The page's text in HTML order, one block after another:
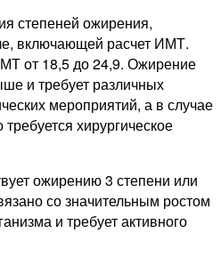
степеней ожирения,
включающей расчет ИМТ.
от 18,5 до 24,9. Ожирение
и требует различных
мероприятий, а в случае
хирургическое
ожирению 3 степени или
со значительным ростом
и требует активного